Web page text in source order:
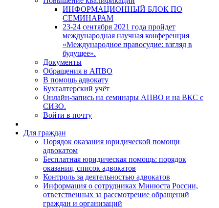
ИНФОРМАЦИОННЫЙ БЛОК ПО
СЕМИНАРАМ
23-24 сентября 2021 года пройдет
международная научная конференция
«Международное правосудие: взгляд в
будущее».
Документы
Обращения в АПВО
В помощь адвокату
Бухгалтерский учёт
Онлайн-запись на семинары АПВО и на ВКС с
СИЗО.
Войти в почту
Для граждан
Порядок оказания юридической помощи
адвокатом
Бесплатная юридическая помощь: порядок
оказания, список адвокатов
Контроль за деятельностью адвокатов
Информация о сотрудниках Минюста России,
ответственных за рассмотрение обращений
граждан и организаций